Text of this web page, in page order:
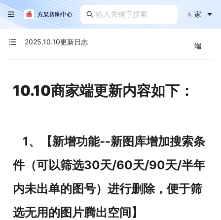
家
端
2025.10.10更新日志
10.10商家端更新内容如下：
1、【新增功能--新图库增加搜索条
件（可以筛选30天/60天/90天/半年
内未出单的图号）进行删除，便于筛
选无用的图片腾出空间】